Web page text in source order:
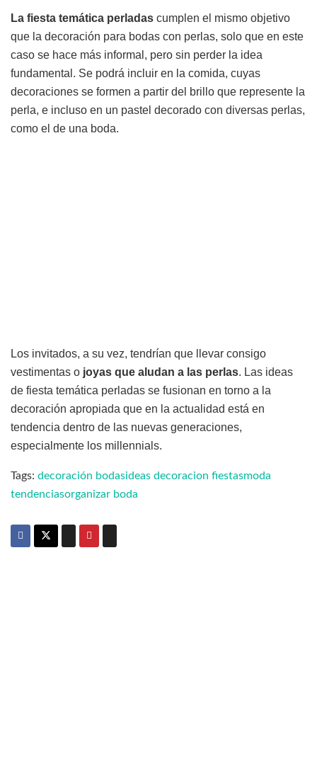
La fiesta temática perladas cumplen el mismo objetivo
que la decoración para bodas con perlas, solo que en este
caso se hace más informal, pero sin perder la idea
fundamental. Se podrá incluir en la comida, cuyas
decoraciones se formen a partir del brillo que represente la
perla, e incluso en un pastel decorado con diversas perlas,
como el de una boda.
Los invitados, a su vez, tendrían que llevar consigo
vestimentas o joyas que aludan a las perlas. Las ideas
de fiesta temática perladas se fusionan en torno a la
decoración apropiada que en la actualidad está en
tendencia dentro de las nuevas generaciones,
especialmente los millennials.
Tags: decoración bodasideas decoracion fiestasmoda
tendenciasorganizar boda